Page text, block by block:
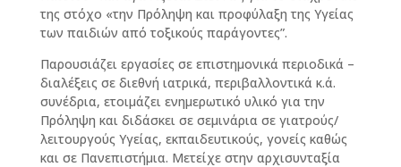
της στόχο «την Πρόληψη και προφύλαξη της Υγείας
των παιδιών από τοξικούς παράγοντες”.
Παρουσιάζει εργασίες σε επιστημονικά περιοδικά –
διαλέξεις σε διεθνή ιατρικά, περιβαλλοντικά κ.ά.
συνέδρια, ετοιμάζει ενημερωτικό υλικό για την
Πρόληψη και διδάσκει σε σεμινάρια σε γιατρούς/
λειτουργούς Υγείας, εκπαιδευτικούς, γονείς καθώς
και σε Πανεπιστήμια. Μετείχε στην αρχισυνταξία